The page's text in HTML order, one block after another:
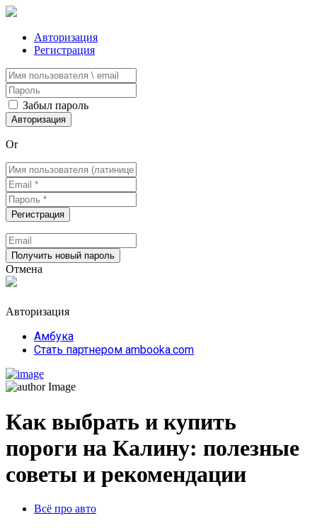
Авторизация
Регистрация
Забыл пароль
Or
Отмена
Авторизация
Амбука
Стать партнером ambooka.com
Как выбрать и купить
пороги на Калину: полезные
советы и рекомендации
Всё про авто